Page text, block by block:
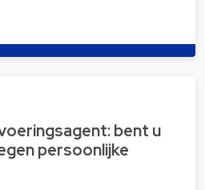
bent u
persoonlijke